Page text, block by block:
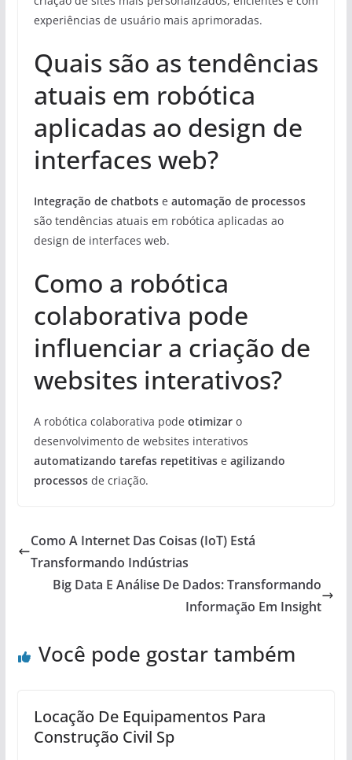
experiências de usuário mais aprimoradas.
Quais são as tendências
atuais em robótica
aplicadas ao design de
interfaces web?
Integração de chatbotse automação de processos
são tendências atuais em robótica aplicadas ao
design de interfaces web.
Como a robótica
colaborativa pode
influenciar a criação de
websites interativos?
A robótica colaborativa pode otimizaro
desenvolvimento de websites interativos
automatizando tarefas repetitivase agilizando
processosde criação.
Como A Internet Das Coisas (IoT) Está
Transformando Indústrias
Big Data E Análise De Dados: Transformando
Informação Em Insight
Você pode gostar também
Locação De Equipamentos Para
Construção Civil Sp